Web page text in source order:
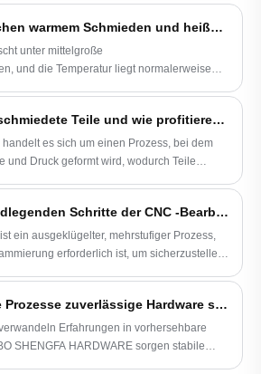
Unterschied zwischen warmem Schmieden und heißem Schmieden
unter mittelgroße
und die Temperatur liegt normalerweise
Was sind warmgeschmiedete Teile und wie profitieren sie von Ihren Herstellungsprozessen?
es sich um einen Prozess, bei dem
und Druck geformt wird, wodurch Teile
Was sind die grundlegenden Schritte der CNC -Bearbeitung?
ein ausgeklügelter, mehrstufiger Prozess,
erforderlich ist, um sicherzustellen,
Wie durchgängige Prozesse zuverlässige Hardware schaffen
Erfahrungen in vorhersehbare
SHENGFA HARDWARE sorgen stabile